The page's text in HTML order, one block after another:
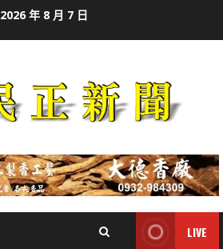
2026 年 8 月 7 日
LIVE